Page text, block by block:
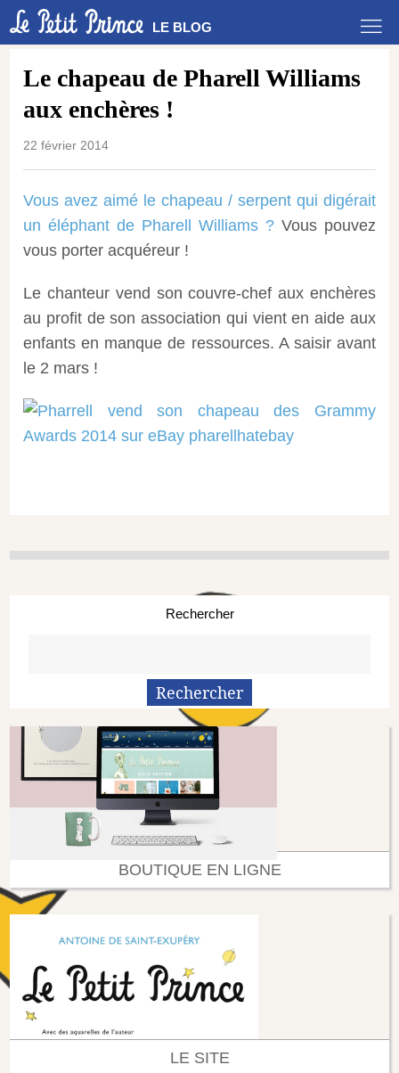
LE BLOG
Le chapeau de Pharell Williams
aux enchères !
22 février 2014
Vous avez aimé le chapeau / serpent qui digérait
un éléphant de Pharell Williams ?Vous pouvez
vous porter acquéreur !
Le chanteur vend son couvre-chef aux enchères
au profit de son association qui vient en aide aux
enfants en manque de ressources. A saisir avant
le 2 mars !
Rechercher
BOUTIQUE EN LIGNE
LE SITE